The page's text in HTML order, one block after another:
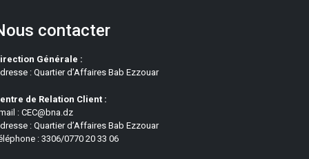
contacter
Générale :
: Quartier d’Affaires Bab Ezzouar
de Relation Client :
: CEC@bna.dz
: Quartier d’Affaires Bab Ezzouar
: 3306/0770 20 33 06